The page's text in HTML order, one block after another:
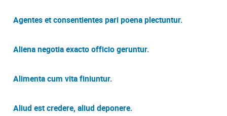
Agentes et consentientes pari poena plectuntur.
Aliena negotia exacto officio geruntur.
Alimenta cum vita finiuntur.
Aliud est credere, aliud deponere.